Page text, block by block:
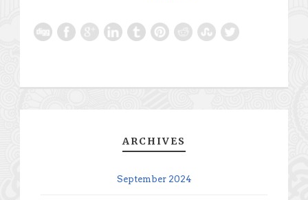
ARCHIVES
September 2024